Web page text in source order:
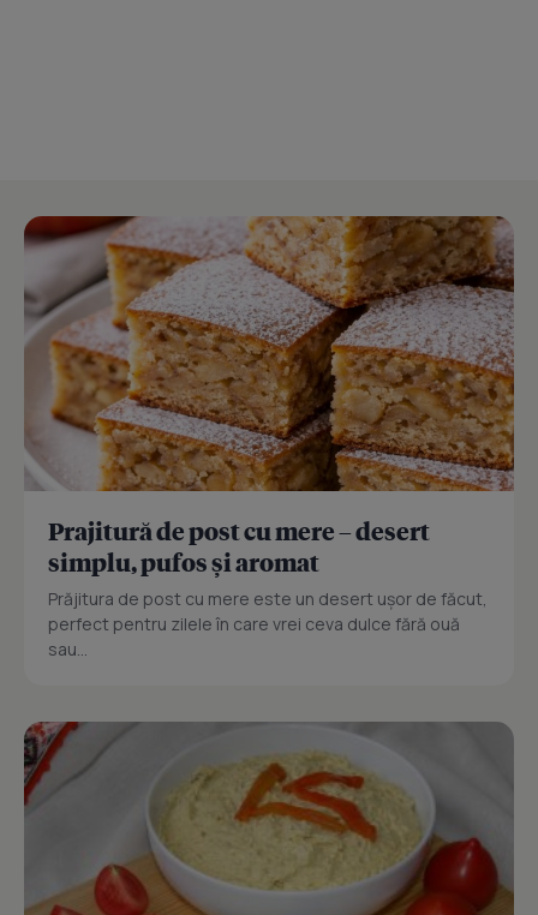
Prajitură de post cu mere – desert
simplu, pufos și aromat
Prăjitura de post cu mere este un desert ușor de făcut,
perfect pentru zilele în care vrei ceva dulce fără ouă
sau...